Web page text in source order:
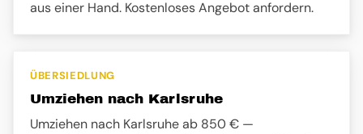
aus einer Hand. Kostenloses Angebot anfordern.
ÜBERSIEDLUNG
Umziehen nach Karlsruhe
Umziehen nach Karlsruhe ab 850 € —